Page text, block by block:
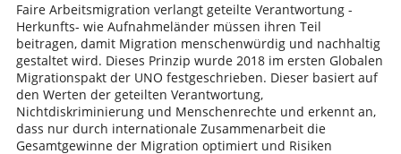
Faire Arbeitsmigration verlangt geteilte Verantwortung -
Herkunfts- wie Aufnahmeländer müssen ihren Teil
beitragen, damit Migration menschenwürdig und nachhaltig
gestaltet wird. Dieses Prinzip wurde 2018 im ersten Globalen
Migrationspakt der UNO festgeschrieben. Dieser basiert auf
den Werten der geteilten Verantwortung,
Nichtdiskriminierung und Menschenrechte und erkennt an,
dass nur durch internationale Zusammenarbeit die
Gesamtgewinne der Migration optimiert und Risiken